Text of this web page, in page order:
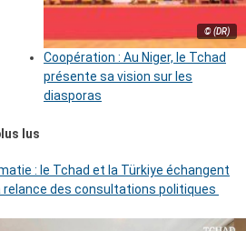
© (DR)
Coopération : Au Niger, le Tchad
présente sa vision sur les
diasporas
lus
: le Tchad et la Türkiye échangent
relance des consultations politiques